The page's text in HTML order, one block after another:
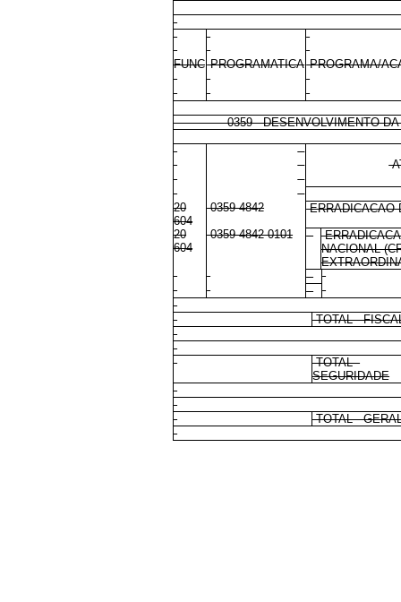
FUNCPROGRAMATICAPROGRAMA/
0359 DESENVOLVIMENTO DA
20
604
0359 4842
ERRADICACAO
20
604
0359 4842 0101
NACIONAL
TOTAL -
TOTAL -
SEGURIDADE
TOTAL -